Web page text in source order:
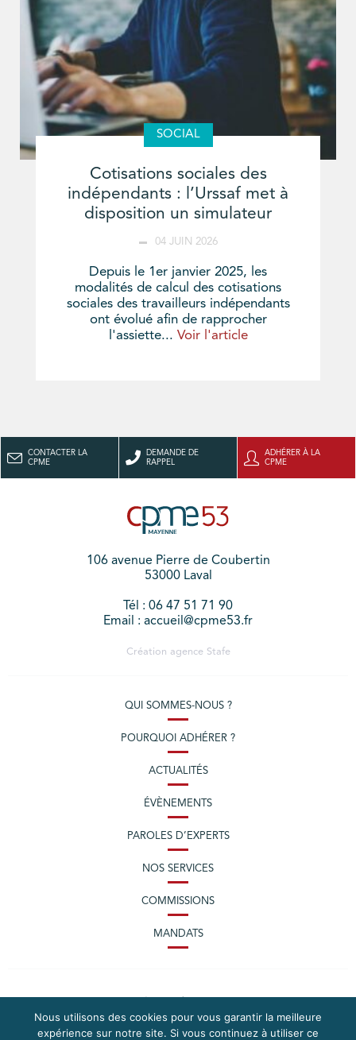
SOCIAL
Cotisations sociales des
indépendants : l’Urssaf met à
disposition un simulateur
04 JUIN 2026
Depuis le 1er janvier 2025, les
modalités de calcul des cotisations
sociales des travailleurs indépendants
ont évolué afin de rapprocher
l'assiette... Voir l'article
CONTACTER LA
CPME
DEMANDE DE
RAPPEL
ADHÉRER À LA
CPME
106 avenue Pierre de Coubertin
53000 Laval
Tél : 06 47 51 71 90
Email : accueil@cpme53.fr
Création agence Stafe
QUI SOMMES-NOUS ?
POURQUOI ADHÉRER ?
ACTUALITÉS
ÉVÈNEMENTS
PAROLES D’EXPERTS
NOS SERVICES
COMMISSIONS
MANDATS
Nous utilisons des cookies pour vous garantir la meilleure
expérience sur notre site. Si vous continuez à utiliser ce